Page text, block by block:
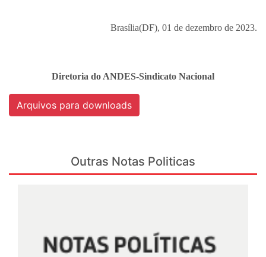
Brasília(DF), 01 de dezembro de 2023.
Diretoria do ANDES-Sindicato Nacional
Arquivos para downloads
Outras Notas Politicas